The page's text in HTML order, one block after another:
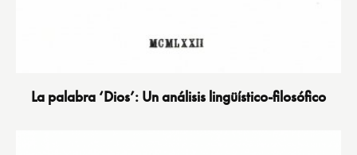
La palabra ‘Dios’: Un análisis lingüístico-filosófico